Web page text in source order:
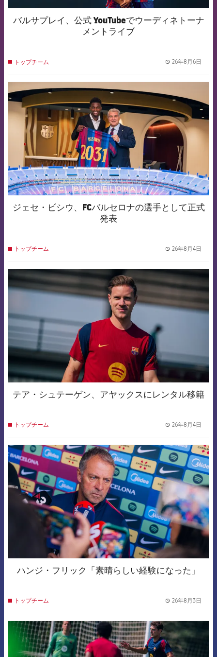
バルサプレイ、公式 YouTubeでウーディネトーナ
メントライブ
トップチーム 26年8月6日
FCB Barcelona badge
ジェセ・ビシウ、FCバルセロナの選手として正式
発表
トップチーム 26年8月4日
FCB Barcelona badge
テア・シュテーゲン、アヤックスにレンタル移籍
トップチーム 26年8月4日
FCB Barcelona badge
ハンジ・フリック「素晴らしい経験になった」
トップチーム 26年8月3日
FCB Barcelona badge